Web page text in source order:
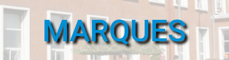
MARQUES